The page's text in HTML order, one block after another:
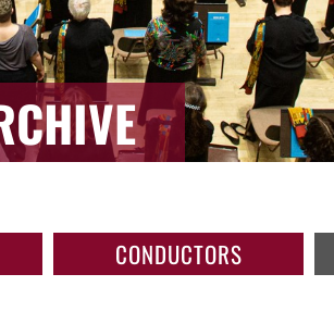
CONDUCTORS